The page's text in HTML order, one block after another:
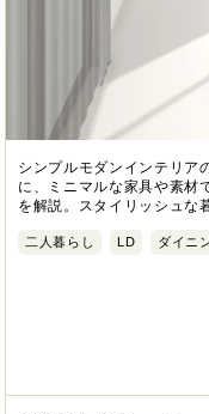
シンプルモダンインテリア
に、ミニマルな家具や素材
を解説。スタイリッシュな
二人暮らし LD ダイニ